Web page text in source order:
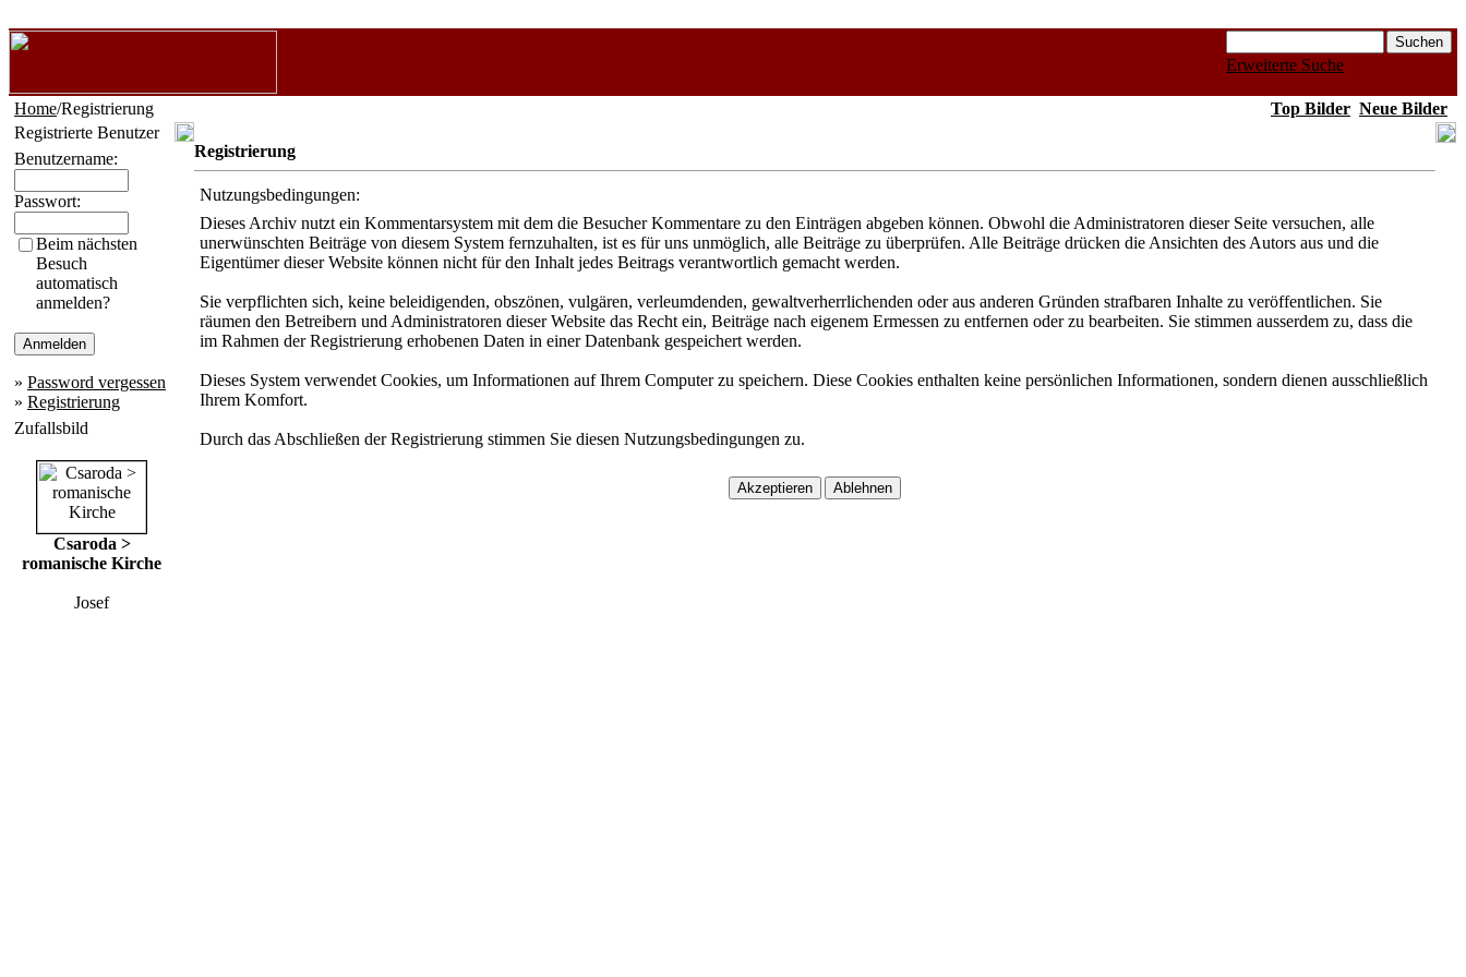
Erweiterte Suche
Home/Registrierung Top Bilder Neue Bilder
Registrierte Benutzer
Benutzername:
Passwort:
Beim nächsten
Besuch
automatisch
anmelden?
» Password vergessen
» Registrierung
Zufallsbild
Csaroda >
romanische Kirche
Josef
Registrierung
Nutzungsbedingungen:
Dieses Archiv nutzt ein Kommentarsystem mit dem die Besucher Kommentare zu den Einträgen abgeben können. Obwohl die Administratoren dieser Seite versuchen, alle
unerwünschten Beiträge von diesem System fernzuhalten, ist es für uns unmöglich, alle Beiträge zu überprüfen. Alle Beiträge drücken die Ansichten des Autors aus und die
Eigentümer dieser Website können nicht für den Inhalt jedes Beitrags verantwortlich gemacht werden.
Sie verpflichten sich, keine beleidigenden, obszönen, vulgären, verleumdenden, gewaltverherrlichenden oder aus anderen Gründen strafbaren Inhalte zu veröffentlichen. Sie
räumen den Betreibern und Administratoren dieser Website das Recht ein, Beiträge nach eigenem Ermessen zu entfernen oder zu bearbeiten. Sie stimmen ausserdem zu, dass die
im Rahmen der Registrierung erhobenen Daten in einer Datenbank gespeichert werden.
Dieses System verwendet Cookies, um Informationen auf Ihrem Computer zu speichern. Diese Cookies enthalten keine persönlichen Informationen, sondern dienen ausschließlich
Ihrem Komfort.
Durch das Abschließen der Registrierung stimmen Sie diesen Nutzungsbedingungen zu.